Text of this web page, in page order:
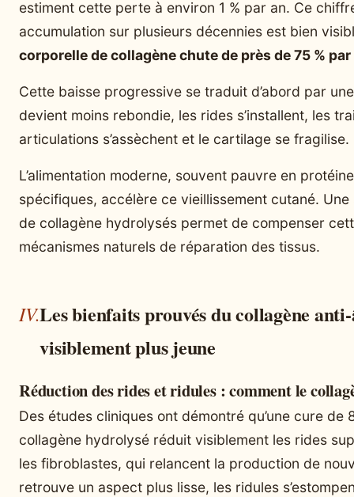
estiment cette perte à environ 1 % par an. Ce
accumulation sur plusieurs décennies est bien
corporelle de collagène chute de près de 75 %
Cette baisse progressive se traduit d’abord par
devient moins rebondie, les rides s’installent, les
articulations s’assèchent et le cartilage se fragilise.
L’alimentation moderne, souvent pauvre en
spécifiques, accélère ce vieillissement cutané.
de collagène hydrolysés permet de compenser
mécanismes naturels de réparation des tissus.
Les bienfaits prouvés du collagène
visiblement plus jeune
Réduction des rides et ridules : comment le
Des études cliniques ont démontré qu’une cure de
collagène hydrolysé réduit visiblement les rides
les fibroblastes, qui relancent la production de
retrouve un aspect plus lisse, les ridules